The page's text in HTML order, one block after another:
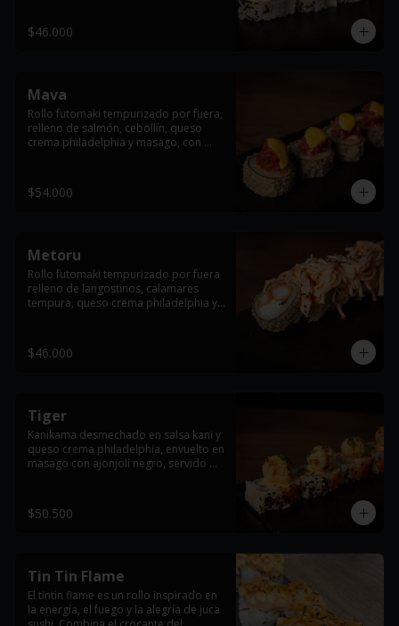
$46.000
Mava
Rollo futomaki tempurizado por fuera,
relleno de salmón, cebollín, queso
crema philadelphia y masago, con
$54.000
Metoru
Rollo futomaki tempurizado por fuera
relleno de langostinos, calamares
tempura, queso crema philadelphia y
negro.
$46.000
Tiger
Kanikama desmechado en salsa kani y
queso crema philadelphia, envuelto en
masago con ajonjolí negro, servido
$50.500
Tin Tin Flame
El tintin flame es un rollo inspirado en
la energía, el fuego y la alegría de juca